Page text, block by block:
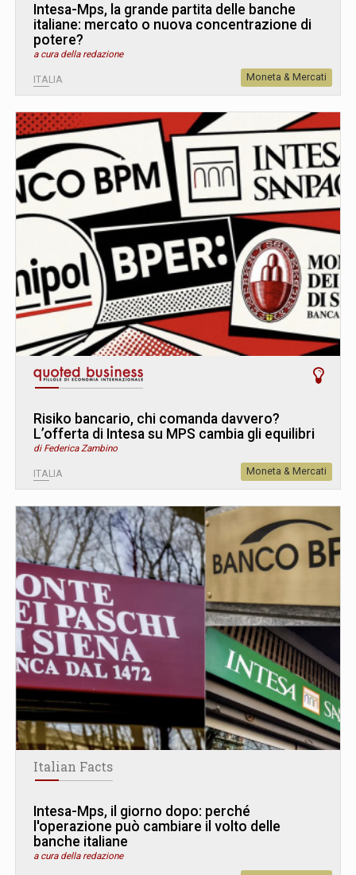
Intesa-Mps, la grande partita delle banche
italiane: mercato o nuova concentrazione di
potere?
a cura della redazione
ITALIA Moneta & Mercati
Risiko bancario, chi comanda davvero?
L’offerta di Intesa su MPS cambia gli equilibri
di Federica Zambino
ITALIA Moneta & Mercati
Italian Facts
Intesa-Mps, il giorno dopo: perché
l'operazione può cambiare il volto delle
banche italiane
a cura della redazione